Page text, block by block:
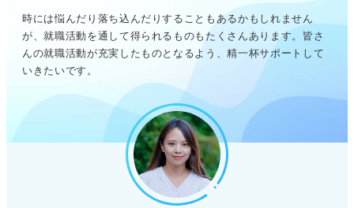
時には悩んだり落ち込んだりすることもあるかもしれません
が、就職活動を通して得られるものもたくさんあります。皆さ
んの就職活動が充実したものとなるよう、精一杯サポートして
いきたいです。